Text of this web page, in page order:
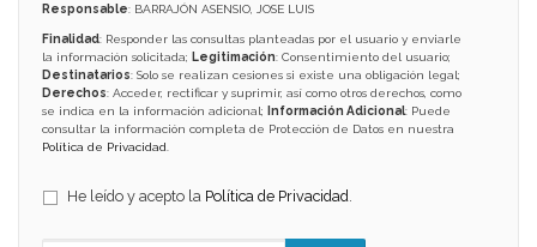
Responsable: BARRAJÓN ASENSIO, JOSE LUIS
Finalidad: Responder las consultas planteadas por el usuario y enviarle
la información solicitada; Legitimación: Consentimiento del usuario;
Destinatarios: Solo se realizan cesiones si existe una obligación legal;
Derechos: Acceder, rectificar y suprimir, así como otros derechos, como
se indica en la información adicional;
Información Adicional: Puede
consultar la información completa de Protección de Datos en nuestra
Política de Privacidad
He leído y acepto la Política de Privacidad